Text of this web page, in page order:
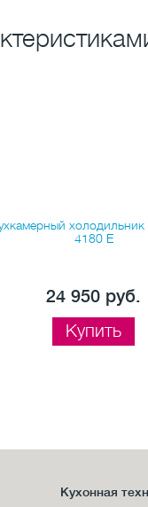
холодильник
4180 E
24 950 руб.
Купить
Кухонная